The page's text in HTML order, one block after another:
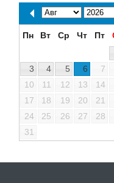
Пн Вт Ср Чт Пт
3
4 5 6 7
10
11 12 13 14
17
18 19 20 21
24
25 26 27 28
31